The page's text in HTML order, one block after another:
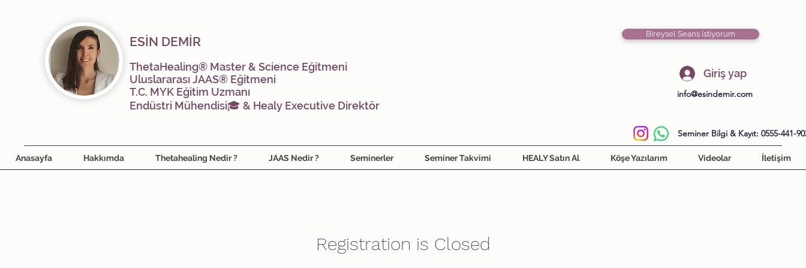
ESİN DEMİR
ThetaHealing® Master & Science Eğitmeni
Uluslararası JAAS® Eğitmeni
T.C. MYK Eğitim Uzmanı
Endüstri Mühendisi🎓 & Healy Executive Direktör
Bireysel Seans istiyorum
Giriş yap
info@esindemir.com
Seminer Bilgi & Kayıt: 0555-441-
Anasayfa Hakkımda Thetahealing Nedir ? JAAS Nedir ? Seminerler Seminer Takvimi HEALY Satın Al Köşe Yazılarım Videolar İletişim
Registration is Closed